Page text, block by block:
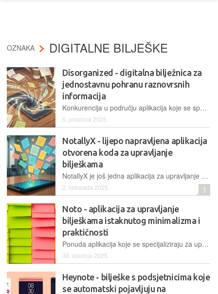
OZNAKA DIGITALNE BILJEŠKE
Disorganized - digitalna bilježnica za
jednostavnu pohranu raznovrsnih
informacija
Konkurencija u području aplikacija koje se specijaliziraju za stvaranje i organiziranje bilježaka prilično je žestoka, a ovo je još jedna aplikacija koja nastoji privući korisnike. To nastoji postići jednostavnošću i možda nešto manje strukturiranim pristupom…
5. prosinca 2025.
NotallyX - lijepo napravljena aplikacija
otvorena koda za upravljanje
bilješkama
NotallyX je još jedna aplikacija za upravljanje bilješkama koja je najsličnija Googleovom Keepu, a zapravo je riječ o projektu koji se naslanja na Notally te uvodi niz dodatnih mogućnosti čime se nameće kao jedna od najpraktičnijih aplikacija za digitalne bilješke…
2. listopada 2025. 1
Noto - aplikacija za upravljanje
bilješkama istaknutog minimalizma i
praktičnosti
Ponuda aplikacija koje se specijaliziraju za upravljanje bilješkama prilično je izdašan, a Noto je još jedna takva aplikacija otvorena koda koja se pokušava pozicionirati među žestokom konkurencijom nudeći praktične mogućnosti te naglašeni minimalizam…
30. siječnja 2025.
Heynote - bilješke s podsjetnicima koje
se automatski pojavljuju na